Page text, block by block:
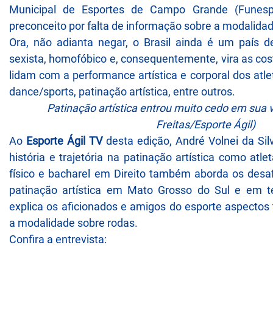
Municipal de Esportes de Campo Grande
preconceito por falta de informação sobre a
Ora, não adianta negar, o Brasil ainda é um país
sexista, homofóbico e, consequentemente, vira as
lidam com a performance artística e corporal dos
dance/sports, patinação artística, entre outros.
Patinação artística entrou muito cedo em sua
Freitas/Esporte Ágil)
Ao Esporte Ágil TVdesta edição, André Volnei da
história e trajetória na patinação artística como
físico e bacharel em Direito também aborda os
patinação artística em Mato Grosso do Sul e em
explica os aficionados e amigos do esporte
a modalidade sobre rodas.
Confira a entrevista: